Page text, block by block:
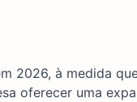
2026, à medida
oferecer uma